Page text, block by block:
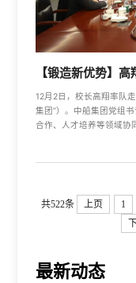
【锻造新优势】
12月2日，校长高翔率队
集团”）。中船集团党组
合作、人才培养等领域协
共522条 上页 1
最新动态